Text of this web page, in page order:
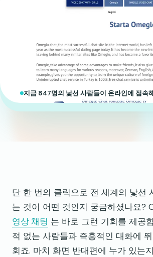
지금 847명의 낯선 사람들이 온라인에 접속
단 한 번의 클릭으로 전 세계의 낯선
는 것이 어떤 것인지 궁금하셨나요?
영상 채팅 는 바로 그런 기회를 제공
적 없는 사람들과 즉흥적인 대화에
회죠. 마치 화면 반대편에 누가 있는